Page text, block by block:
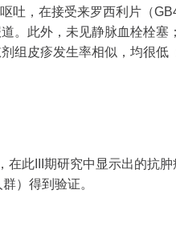
吐，在接受来罗西利片（
。此外，未见静脉血栓栓塞
组皮疹发生率相似，均很低
此III期研究中显示出的抗
）得到验证。